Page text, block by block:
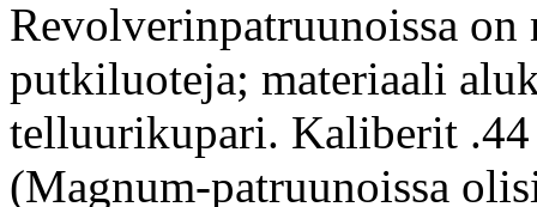
Revolverinpatruunoissa
putkiluoteja; materiaali
telluurikupari. Kaliberit .44
(Magnum-patruunoissa